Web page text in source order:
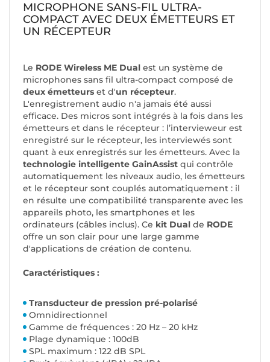
MICROPHONE SANS-FIL ULTRA-
COMPACT AVEC DEUX ÉMETTEURS ET
UN RÉCEPTEUR
Le RODE Wireless ME Dual est un système de
microphones sans fil ultra-compact composé de
deux émetteurs et d'un récepteur.
L'enregistrement audio n'a jamais été aussi
efficace. Des micros sont intégrés à la fois dans les
émetteurs et dans le récepteur : l’intervieweur est
enregistré sur le récepteur, les interviewés sont
quant à eux enregistrés sur les émetteurs. Avec la
technologie intelligente GainAssist qui contrôle
automatiquement les niveaux audio, les émetteurs
et le récepteur sont couplés automatiquement : il
en résulte une compatibilité transparente avec les
appareils photo, les smartphones et les
ordinateurs (câbles inclus). Ce kit Dual de RODE
offre un son clair pour une large gamme
d'applications de création de contenu.
Caractéristiques :
Transducteur de pression pré-polarisé
Omnidirectionnel
Gamme de fréquences : 20 Hz – 20 kHz
Plage dynamique : 100dB
SPL maximum : 122 dB SPL